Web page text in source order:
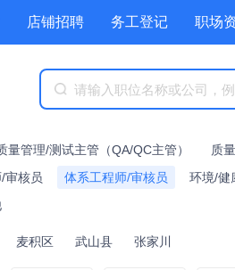
店铺招聘 务工登记 职场
量管理/测试主管（QA/QC主管） 质
审核员 体系工程师/审核员 环境/健
麦积区 武山县 张家川